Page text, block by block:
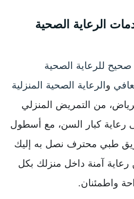
الرعاية الصحية
صحيح للرعاية الصحية
و الرعاية الصحية المنزلية
من التمريض المنزلي
رعاية كبار السن، مع أسطول
طبي محترف نصل به إليك
رعاية آمنة داخل منزلك بكل
واطمئنان.